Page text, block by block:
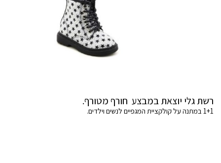
רשת גלי יוצאת במבצע חורף מטורף.
1+1 במתנה על קולקציית המגפיים לנשים וילדים.